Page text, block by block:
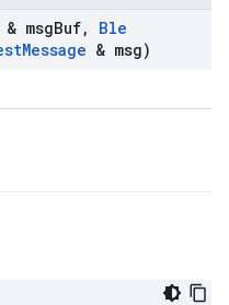
& msgBuf,
Ble
Message & msg)